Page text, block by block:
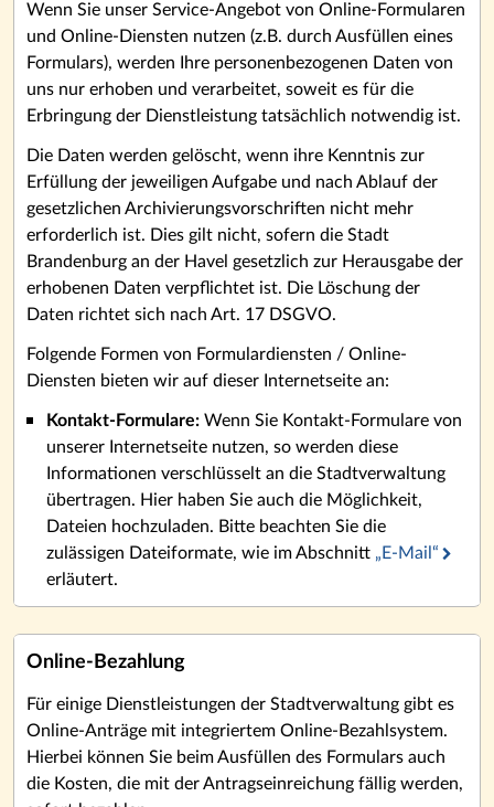
Wenn Sie unser Service-Angebot von Online-Formularen
und Online-Diensten nutzen (z.B. durch Ausfüllen eines
Formulars), werden Ihre personenbezogenen Daten von
uns nur erhoben und verarbeitet, soweit es für die
Erbringung der Dienstleistung tatsächlich notwendig ist.
Die Daten werden gelöscht, wenn ihre Kenntnis zur
Erfüllung der jeweiligen Aufgabe und nach Ablauf der
gesetzlichen Archivierungsvorschriften nicht mehr
erforderlich ist. Dies gilt nicht, sofern die Stadt
Brandenburg an der Havel gesetzlich zur Herausgabe der
erhobenen Daten verpflichtet ist. Die Löschung der
Daten richtet sich nach Art. 17 DSGVO.
Folgende Formen von Formulardiensten / Online-
Diensten bieten wir auf dieser Internetseite an:
Kontakt-Formulare: Wenn Sie Kontakt-Formulare von
unserer Internetseite nutzen, so werden diese
Informationen verschlüsselt an die Stadtverwaltung
übertragen. Hier haben Sie auch die Möglichkeit,
Dateien hochzuladen. Bitte beachten Sie die
zulässigen Dateiformate, wie im Abschnitt „E-Mail“
erläutert.
Online-Bezahlung
Für einige Dienstleistungen der Stadtverwaltung gibt es
Online-Anträge mit integriertem Online-Bezahlsystem.
Hierbei können Sie beim Ausfüllen des Formulars auch
die Kosten, die mit der Antragseinreichung fällig werden,